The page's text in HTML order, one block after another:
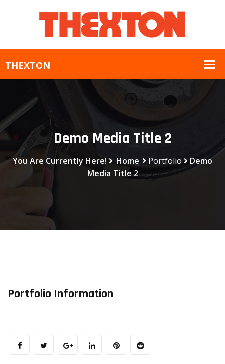
Demo Media Title 2
You Are Currently Here! Home Portfolio
Demo
Media Title 2
Portfolio Information